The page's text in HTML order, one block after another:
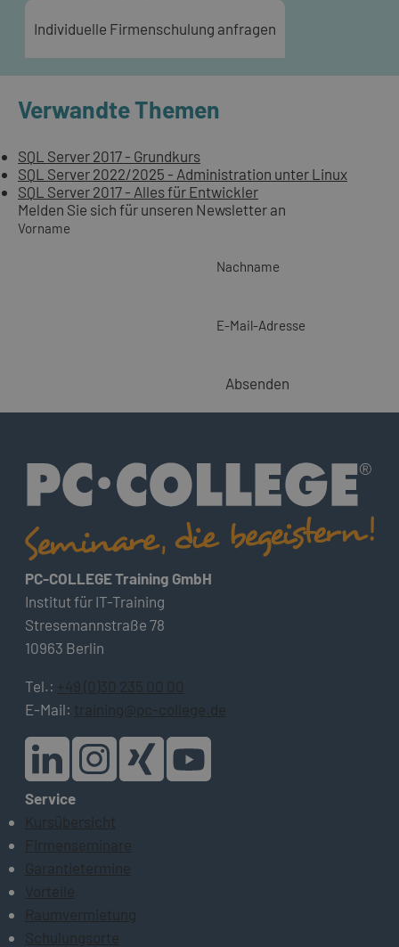
Individuelle Firmenschulung anfragen
Verwandte Themen
SQL Server 2017 - Grundkurs
SQL Server 2022/2025 - Administration unter Linux
SQL Server 2017 - Alles für Entwickler
Melden Sie sich für unseren Newsletter an
Vorname
Nachname
E-Mail-Adresse
Absenden
PC-COLLEGE Training GmbH
Institut für IT-Training
Stresemannstraße 78
10963 Berlin
Tel.: +49 (0)30 235 00 00
E-Mail: training@pc-college.de
Service
Kursübersicht
Firmenseminare
Garantietermine
Vorteile
Raumvermietung
Schulungsorte